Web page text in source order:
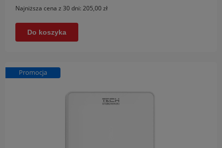
Najniższa cena z 30 dni: 205,00 zł
Do koszyka
Promocja